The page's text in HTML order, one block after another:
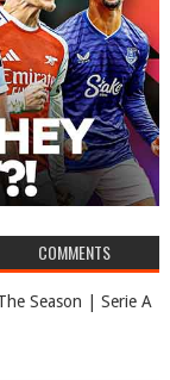
COMMENTS
Season | Serie A